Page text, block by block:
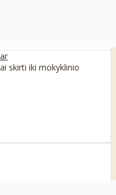
skirti iki mokyklinio